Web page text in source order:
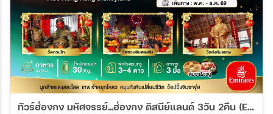
ทัวร์ฮ่องกง มหัศจรรย์...ฮ่องกง ดิสนีย์แลนด์ 3วัน 2คืน (EK)